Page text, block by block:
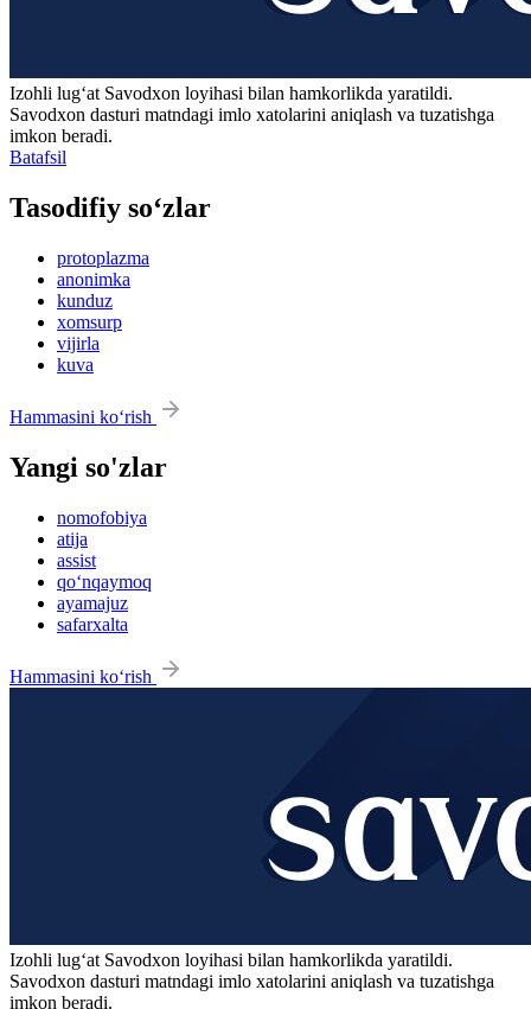
Izohli lugʻat Savodxon loyihasi bilan hamkorlikda yaratildi.
Savodxon dasturi matndagi imlo xatolarini aniqlash va tuzatishga
imkon beradi.
Batafsil
Tasodifiy so‘zlar
protoplazma
anonimka
kunduz
xomsurp
vijirla
kuva
Hammasini ko‘rish
Yangi so'zlar
nomofobiya
atija
assist
qo‘nqaymoq
ayamajuz
safarxalta
Hammasini ko‘rish
Izohli lugʻat Savodxon loyihasi bilan hamkorlikda yaratildi.
Savodxon dasturi matndagi imlo xatolarini aniqlash va tuzatishga
imkon beradi.